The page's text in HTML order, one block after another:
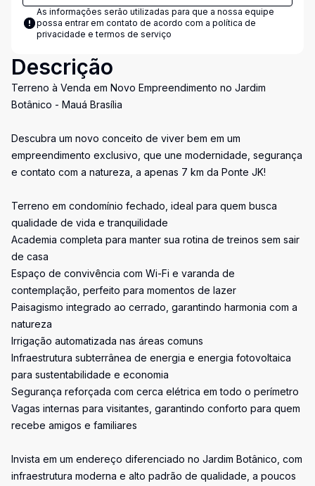
As informações serão utilizadas para que a nossa equipe
possa entrar em contato de acordo com a política de
privacidade e termos de serviço
Descrição
Terreno à Venda em Novo Empreendimento no Jardim
Botânico - Mauá Brasília
Descubra um novo conceito de viver bem em um
empreendimento exclusivo, que une modernidade, segurança
e contato com a natureza, a apenas 7 km da Ponte JK!
Terreno em condomínio fechado, ideal para quem busca
qualidade de vida e tranquilidade
Academia completa para manter sua rotina de treinos sem sair
de casa
Espaço de convivência com Wi-Fi e varanda de
contemplação, perfeito para momentos de lazer
Paisagismo integrado ao cerrado, garantindo harmonia com a
natureza
Irrigação automatizada nas áreas comuns
Infraestrutura subterrânea de energia e energia fotovoltaica
para sustentabilidade e economia
Segurança reforçada com cerca elétrica em todo o perímetro
Vagas internas para visitantes, garantindo conforto para quem
recebe amigos e familiares
Invista em um endereço diferenciado no Jardim Botânico, com
infraestrutura moderna e alto padrão de qualidade, a poucos